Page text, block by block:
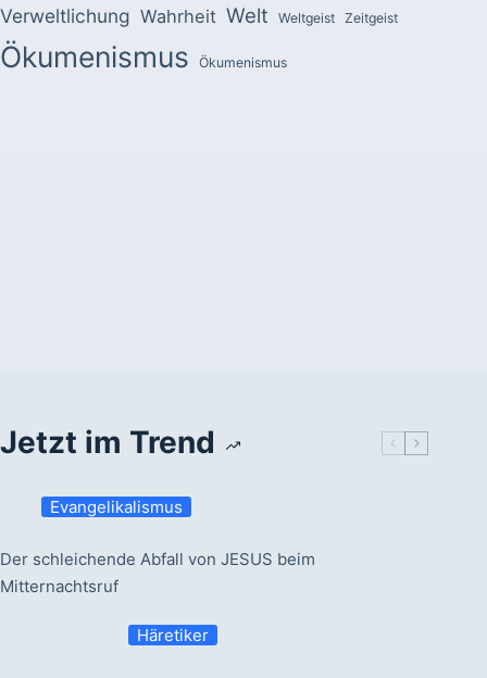
Verweltlichung Wahrheit Welt Weltgeist Zeitgeist
Ökumenismus Ökumenismus
Jetzt im Trend
Evangelikalismus
Der schleichende Abfall von JESUS beim
Mitternachtsruf
Häretiker